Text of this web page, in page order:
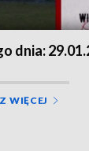
dnia:
WIĘCEJ